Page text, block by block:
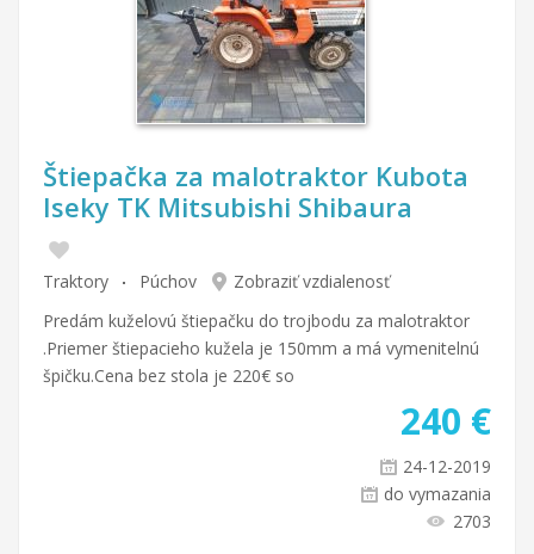
Štiepačka za malotraktor Kubota
Iseky TK Mitsubishi Shibaura
Traktory Púchov
Zobraziť vzdialenosť
Predám kuželovú štiepačku do trojbodu za malotraktor
.Priemer štiepacieho kužela je 150mm a má vymenitelnú
špičku.Cena bez stola je 220€ so
240 €
24-12-2019
do vymazania
2703